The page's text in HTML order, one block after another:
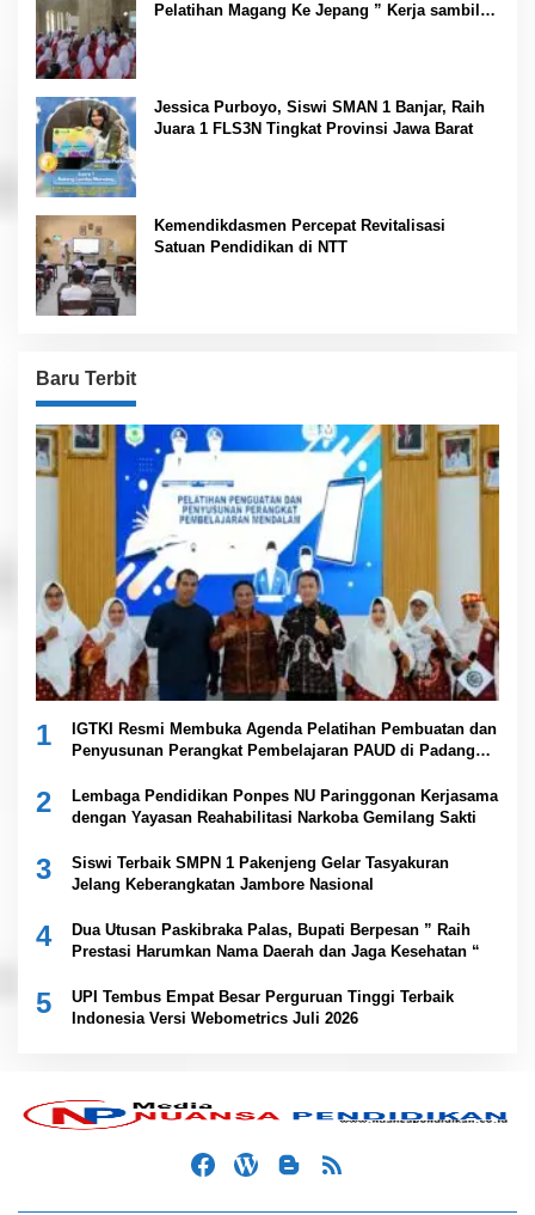
Pelatihan Magang Ke Jepang ” Kerja sambil
Jessica Purboyo, Siswi SMAN 1 Banjar, Raih
Juara 1 FLS3N Tingkat Provinsi Jawa Barat
Kemendikdasmen Percepat Revitalisasi
Satuan Pendidikan di NTT
Baru Terbit
1
IGTKI Resmi Membuka Agenda Pelatihan Pembuatan dan
Penyusunan Perangkat Pembelajaran PAUD di Padang
2
Lembaga Pendidikan Ponpes NU Paringgonan Kerjasama
dengan Yayasan Reahabilitasi Narkoba Gemilang Sakti
3
Siswi Terbaik SMPN 1 Pakenjeng Gelar Tasyakuran
Jelang Keberangkatan Jambore Nasional
4
Dua Utusan Paskibraka Palas, Bupati Berpesan ” Raih
Prestasi Harumkan Nama Daerah dan Jaga Kesehatan “
5
UPI Tembus Empat Besar Perguruan Tinggi Terbaik
Indonesia Versi Webometrics Juli 2026